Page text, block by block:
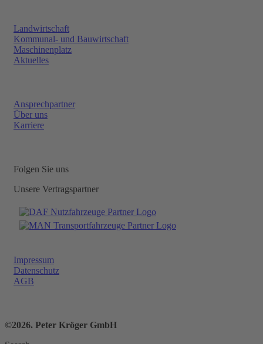
Landwirtschaft
Kommunal- und Bauwirtschaft
Maschinenplatz
Aktuelles
Ansprechpartner
Über uns
Karriere
Folgen Sie uns
Unsere Vertragspartner
Impressum
Datenschutz
AGB
©2026. Peter Kröger GmbH